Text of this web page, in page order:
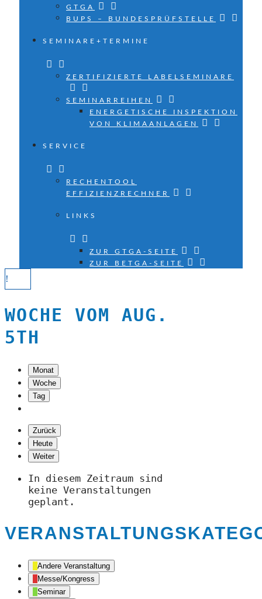
GTGA
BUPS – BUNDESPRÜFSTELLE
SEMINARE+TERMINE
ZERTIFIZIERTE LABELSEMINARE
SEMINARREIHEN
ENERGETISCHE INSPEKTION
VON KLIMAANLAGEN
SERVICE
RECHENTOOL
EFFIZIENZRECHNER
LINKS
ZUR GTGA-SEITE
ZUR BETGA-SEITE
WOCHE VOM AUG.
5TH
Monat
Woche
Tag
Zurück
Heute
Weiter
In diesem Zeitraum sind
keine Veranstaltungen
geplant.
Andere Veranstaltung
Messe/Kongress
Seminar